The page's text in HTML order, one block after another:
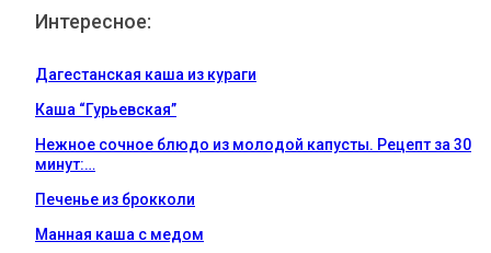
Интересное:
Дагестанская каша из кураги
Каша “Гурьевская”
Нежное сочное блюдо из молодой капусты. Рецепт за 30
минут:…
Печенье из брокколи
Манная каша с медом